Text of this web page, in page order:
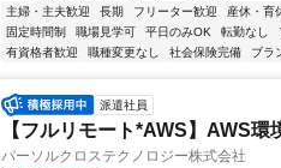
主婦・主夫歓迎 長期 フリーター歓迎 産休・育
固定時間制
職場見学可 平日のみOK 転勤なし
有資格者歓迎
職種変更なし 社会保険完備 ブラ
派遣社員
【フルリモート*AWS】AWS
パーソルクロステクノロジー株式会社